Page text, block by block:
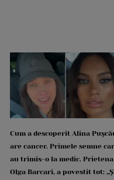
Cum a descoperit Alina
are cancer. Primele semne
au trimis-o la medic.
Olga Barcari, a povestit tot: